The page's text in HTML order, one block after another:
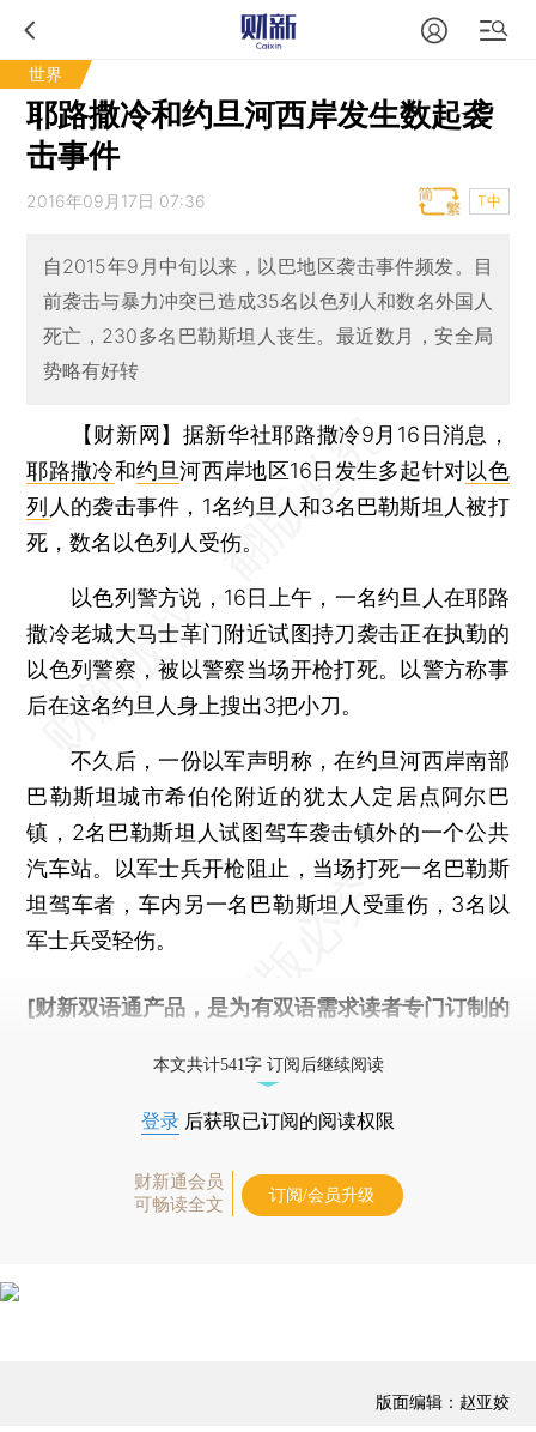
世界
耶路撒冷和约旦河西岸发生数起袭
击事件
2016年09月17日 07:36 T中
自2015年9月中旬以来，以巴地区袭击事件频发。目
前袭击与暴力冲突已造成35名以色列人和数名外国人
死亡，230多名巴勒斯坦人丧生。最近数月，安全局
势略有好转
【财新网】 据新华社耶路撒冷9月16日消息，
耶路撒冷和约旦河西岸地区16日发生多起针对以色
列 人的袭击事件，1名约旦人和3名巴勒斯坦人被打
死，数名以色列人受伤。
以色列警方说，16日上午，一名约旦人在耶路
撒冷老城大马士革门附近试图持刀袭击正在执勤的
以色列警察，被以警察当场开枪打死。以警方称事
后在这名约旦人身上搜出3把小刀。
不久后，一份以军声明称，在约旦河西岸南部
巴勒斯坦城市希伯伦附近的犹太人定居点阿尔巴
镇，2名巴勒斯坦人试图驾车袭击镇外的一个公共
汽车站。以军士兵开枪阻止，当场打死一名巴勒斯
坦驾车者，车内另一名巴勒斯坦人受重伤，3名以
军士兵受轻伤。
[财新双语通产品，是为有双语需求读者专门订制的
本文共计541字 订阅后继续阅读
登录 后获取已订阅的阅读权限
财新通会员
可畅读全文
订阅/会员升级
版面编辑：赵亚姣